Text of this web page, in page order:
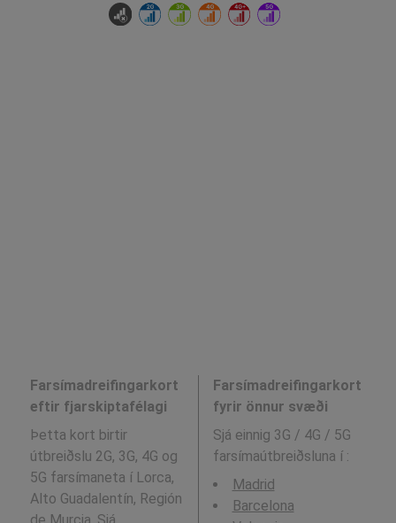
Farsímadreifingarkort
eftir fjarskiptafélagi
Þetta kort birtir
útbreiðslu 2G, 3G, 4G og
5G farsímaneta í Lorca,
Alto Guadalentín, Región
Farsímadreifingarkort
fyrir önnur svæði
Sjá einnig 3G / 4G / 5G
farsímaútbreiðsluna í :
Madrid
Barcelona